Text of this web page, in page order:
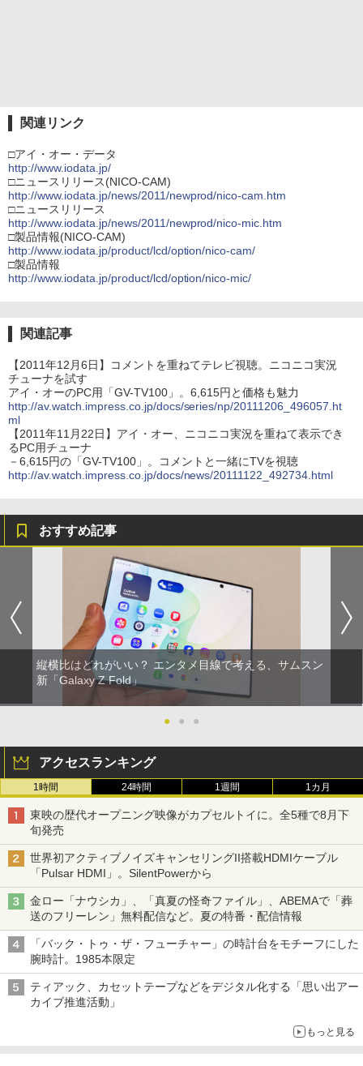
関連リンク
□アイ・オー・データ
http://www.iodata.jp/
□ニュースリリース(NICO-CAM)
http://www.iodata.jp/news/2011/newprod/nico-cam.htm
□ニュースリリース
http://www.iodata.jp/news/2011/newprod/nico-mic.htm
□製品情報(NICO-CAM)
http://www.iodata.jp/product/lcd/option/nico-cam/
□製品情報
http://www.iodata.jp/product/lcd/option/nico-mic/
関連記事
【2011年12月6日】コメントを重ねてテレビ視聴。ニコニコ実況
チューナを試す
アイ・オーのPC用「GV-TV100」。6,615円と価格も魅力
http://av.watch.impress.co.jp/docs/series/np/20111206_496057.ht
ml
【2011年11月22日】アイ・オー、ニコニコ実況を重ねて表示でき
るPC用チューナ
－6,615円の「GV-TV100」。コメントと一緒にTVを視聴
http://av.watch.impress.co.jp/docs/news/20111122_492734.html
おすすめ記事
縦横比はどれがいい？ エンタメ目線で考える、サムスン
新「Galaxy Z Fold」
● ● ●
アクセスランキング
1時間 24時間 1週間 1カ月
東映の歴代オープニング映像がカプセルトイに。全5種で8月下
旬発売
世界初アクティブノイズキャンセリングII搭載HDMIケーブル
「Pulsar HDMI」。SilentPowerから
金ロー「ナウシカ」、「真夏の怪奇ファイル」、ABEMAで「葬
送のフリーレン」無料配信など。夏の特番・配信情報
「バック・トゥ・ザ・フューチャー」の時計台をモチーフにした
腕時計。1985本限定
ティアック、カセットテープなどをデジタル化する「思い出アー
カイブ推進活動」
もっと見る